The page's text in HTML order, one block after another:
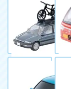
トミカリミテッ
ドヴィンテージ